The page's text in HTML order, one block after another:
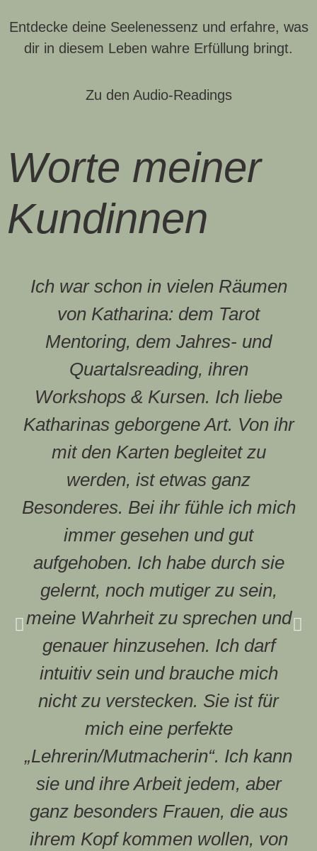
Entdecke deine Seelenessenz und erfahre, was
dir in diesem Leben wahre Erfüllung bringt.
Zu den Audio-Readings
Worte meiner
Kundinnen
Ich war schon in vielen Räumen
von Katharina: dem Tarot
Mentoring, dem Jahres- und
Quartalsreading, ihren
Workshops & Kursen. Ich liebe
Katharinas geborgene Art. Von ihr
mit den Karten begleitet zu
werden, ist etwas ganz
Besonderes. Bei ihr fühle ich mich
immer gesehen und gut
aufgehoben. Ich habe durch sie
gelernt, noch mutiger zu sein,
meine Wahrheit zu sprechen und
genauer hinzusehen. Ich darf
intuitiv sein und brauche mich
nicht zu verstecken. Sie ist für
mich eine perfekte
„Lehrerin/Mutmacherin“. Ich kann
sie und ihre Arbeit jedem, aber
ganz besonders Frauen, die aus
ihrem Kopf kommen wollen, von